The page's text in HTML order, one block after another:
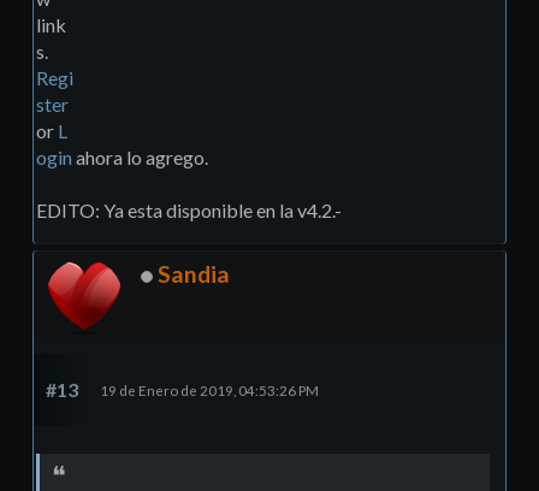
link
s.
Regi
ster
or L
ogin ahora lo agrego.
EDITO: Ya esta disponible en la v4.2.-
Sandia
#13 19 de Enero de 2019, 04:53:26 PM